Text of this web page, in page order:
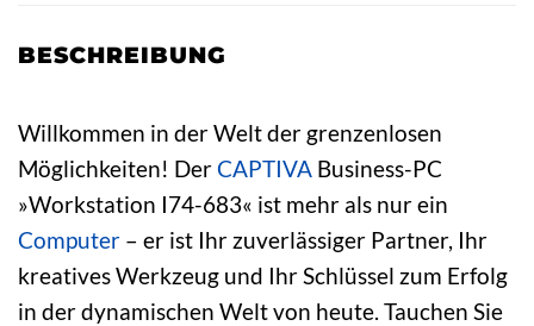
BESCHREIBUNG
Willkommen in der Welt der grenzenlosen
Möglichkeiten! DerCAPTIVA Business-PC
»Workstation I74-683« ist mehr als nur ein
Computer – er ist Ihr zuverlässiger Partner, Ihr
kreatives Werkzeug und Ihr Schlüssel zum Erfolg
in der dynamischen Welt von heute. Tauchen Sie